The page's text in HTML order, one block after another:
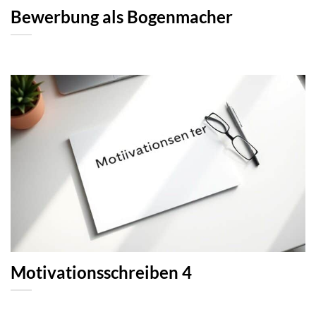
Bewerbung als Bogenmacher
Motivationsschreiben 4